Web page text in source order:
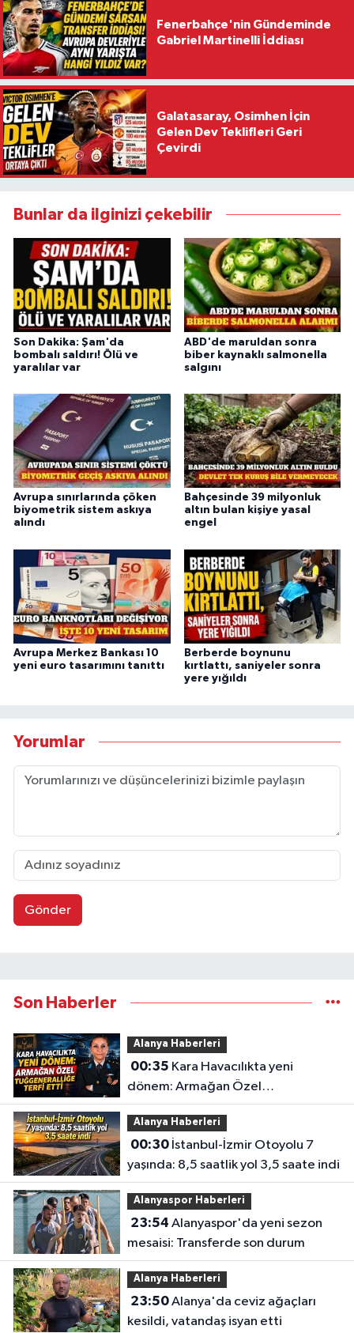
Fenerbahçe'nin Gündeminde
Gabriel Martinelli İddiası
Galatasaray, Osimhen İçin
Gelen Dev Teklifleri Geri
Çevirdi
Bunlar da ilginizi çekebilir
Son Dakika: Şam'da
bombalı saldırı! Ölü ve
yaralılar var
ABD'de maruldan sonra
biber kaynaklı salmonella
salgını
Avrupa sınırlarında çöken
biyometrik sistem askıya
alındı
Bahçesinde 39 milyonluk
altın bulan kişiye yasal
engel
Avrupa Merkez Bankası 10
yeni euro tasarımını tanıttı
Berberde boynunu
kırtlattı, saniyeler sonra
yere yığıldı
Yorumlar
Gönder
Son Haberler
Alanya Haberleri
00:35
dönem: Armağan Özel
Tuğgeneralliğe terfi etti
Alanya Haberleri
00:30İstanbul-İzmir Otoyolu 7
yaşında: 8,5 saatlik yol 3,5 saate indi
Alanyaspor Haberleri
23:54
mesaisi: Transferde son durum
Alanya Haberleri
23:50Alanya'da ceviz ağaçları
kesildi, vatandaş isyan etti